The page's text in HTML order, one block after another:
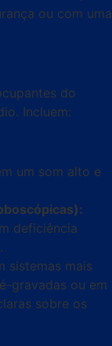
ou com uma
do
Incluem:
um som alto e
deficiência
sistemas mais
gravadas ou em
sobre os